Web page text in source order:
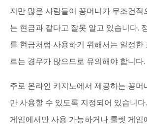
지만 많은 사람들이 꽁머니가 무조건적
는 현금과 같다고 잘못 알고 있습니다.
를 현금처럼 사용하기 위해서는 일정한
르는 경우가 많으므로 유의해야 합니다.
주로 온라인 카지노에서 제공하는 꽁머
만 사용할 수 있도록 지정되어 있습니
게임에서만 사용 가능하거나 룰렛 게